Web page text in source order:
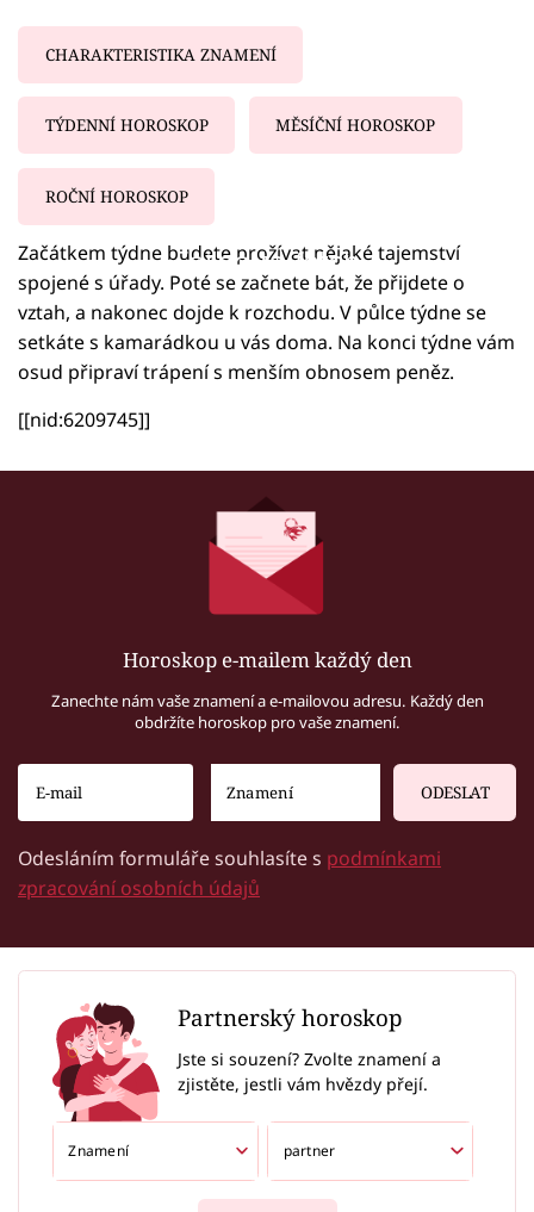
Sledujte nás
CHARAKTERISTIKA ZNAMENÍ
TÝDENNÍ HOROSKOP MĚSÍČNÍ HOROSKOP
ROČNÍ HOROSKOP
Failed to fetch
Začátkem týdne budete prožívat nějaké tajemství
spojené s úřady. Poté se začnete bát, že přijdete o
vztah, a nakonec dojde k rozchodu. V půlce týdne se
setkáte s kamarádkou u vás doma. Na konci týdne vám
osud připraví trápení s menším obnosem peněz.
[[nid:6209745]]
Horoskop e-mailem každý den
Zanechte nám vaše znamení a e-mailovou adresu. Každý den
obdržíte horoskop pro vaše znamení.
ODESLAT
Odesláním formuláře souhlasíte s podmínkami
zpracování osobních údajů
Partnerský horoskop
Jste si souzení? Zvolte znamení a
zjistěte, jestli vám hvězdy přejí.